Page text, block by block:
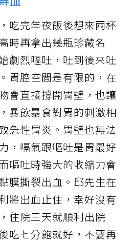
吃完年夜飯後想來兩杯
時再拿出幾瓶珍藏名
劇烈嘔吐，吐到後來吐
胃腔空間是有限的，在
會直接撐開胃壁，也讓
暴飲暴食對胃的刺激相
急性胃炎。胃壁也無法
，嗝氣跟嘔吐是胃最好
嘔吐時強大的收縮力會
膜撕裂出血。邱先生在
將出血止住，幸好沒有
住院三天就順利出院
吃七分飽就好，不要再